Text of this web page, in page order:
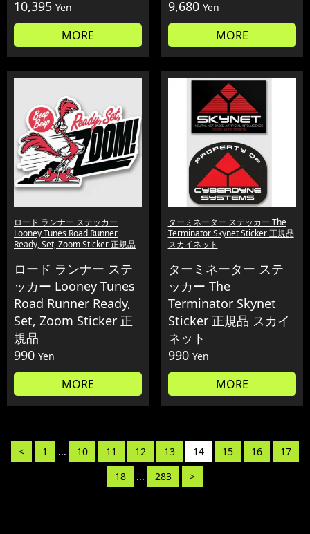
10,395 Yen
MORE
9,680 Yen
MORE
ロード ランナー ステッカー
Looney Tunes Road Runner
Ready, Set, Zoom Sticker 正規品
ロード ランナー ステ
ッカー Looney Tunes
Road Runner Ready,
Set, Zoom Sticker 正
規品
990 Yen
MORE
ターミネーター ステッカー The
Terminator Skynet Sticker 正規品
スカイネット
ターミネーター ステ
ッカー The
Terminator Skynet
Sticker 正規品 スカイ
ネット
990 Yen
MORE
< 1 ... 10 11 12 13 14 15 16
17
18
... 283 >